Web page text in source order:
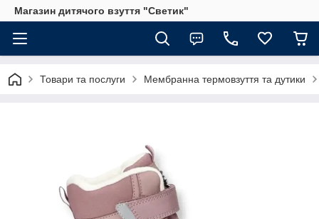
Магазин дитячого взуття "Светик"
Товари та послуги Мембранна термовзуття та дутики